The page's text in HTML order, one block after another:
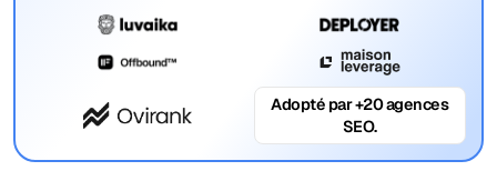
Adopté par +20 agences
SEO.